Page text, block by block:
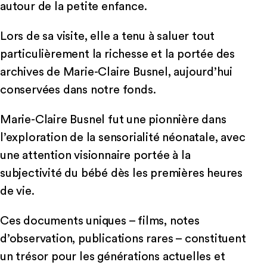
autour de la petite enfance.
Lors de sa visite, elle a tenu à saluer tout
particulièrement la richesse et la portée des
archives de Marie-Claire Busnel, aujourd’hui
conservées dans notre fonds.
Marie-Claire Busnel fut une pionnière dans
l’exploration de la sensorialité néonatale, avec
une attention visionnaire portée à la
subjectivité du bébé dès les premières heures
de vie.
Ces documents uniques – films, notes
d’observation, publications rares – constituent
un trésor pour les générations actuelles et